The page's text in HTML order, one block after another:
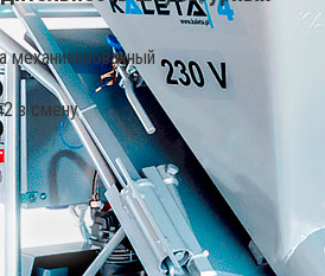
механизированный
в смену